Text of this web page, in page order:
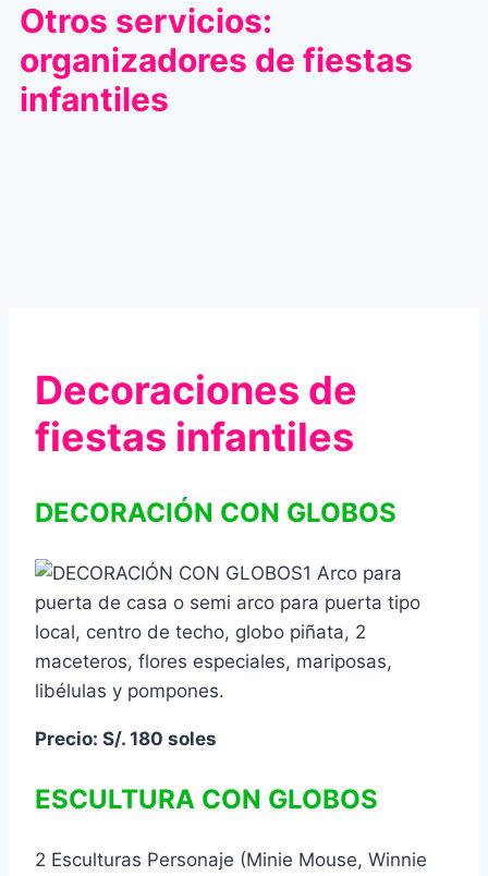
Otros servicios:
organizadores de fiestas
infantiles
Decoraciones de
fiestas infantiles
DECORACIÓN CON GLOBOS
1 Arco para
puerta de casa o semi arco para puerta tipo
local, centro de techo, globo piñata, 2
maceteros, flores especiales, mariposas,
libélulas y pompones.
Precio: S/. 180 soles
ESCULTURA CON GLOBOS
2 Esculturas Personaje (Minie Mouse, Winnie